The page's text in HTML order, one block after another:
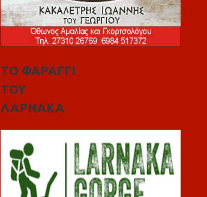
ΤΟ ΦΑΡΑΓΓΙ
ΤΟΥ
ΛΑΡΝΑΚΑ